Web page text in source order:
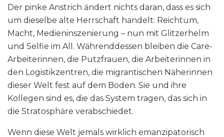
Der pinke Anstrich ändert nichts daran, dass es sich
um dieselbe alte Herrschaft handelt: Reichtum,
Macht, Medieninszenierung – nun mit Glitzerhelm
und Selfie im All. Währenddessen bleiben die Care-
Arbeiterinnen, die Putzfrauen, die Arbeiterinnen in
den Logistikzentren, die migrantischen Näherinnen
dieser Welt fest auf dem Boden. Sie und ihre
Kollegen sind es, die das System tragen, das sich in
die Stratosphäre verabschiedet.
Wenn diese Welt jemals wirklich emanzipatorisch